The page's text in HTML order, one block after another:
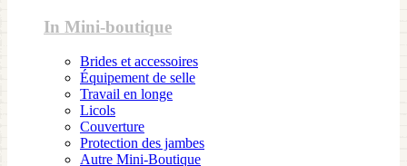
In Mini-boutique
Brides et accessoires
Équipement de selle
Travail en longe
Licols
Couverture
Protection des jambes
Autre Mini-Boutique